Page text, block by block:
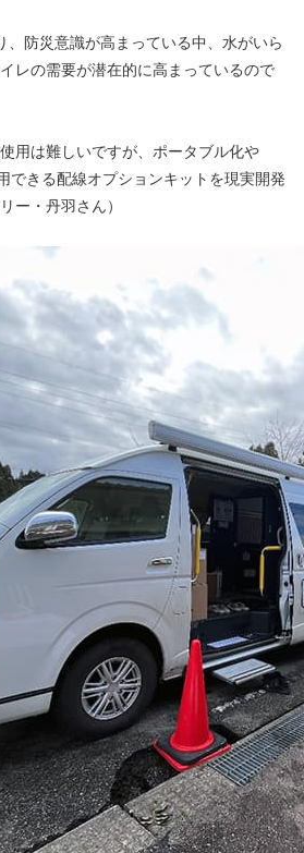
、防災意識が高まっている中、水がいら
レの需要が潜在的に高まっているので
用は難しいですが、ポータブル化や
できる配線オプションキットを現実開発
ー・丹羽さん）